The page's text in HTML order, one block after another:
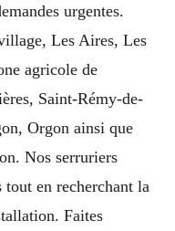
urgentes.
Les Aires, Les
agricole de
Saint-Rémy-de-
Orgon ainsi que
Nos serruriers
tout en recherchant la
Faites